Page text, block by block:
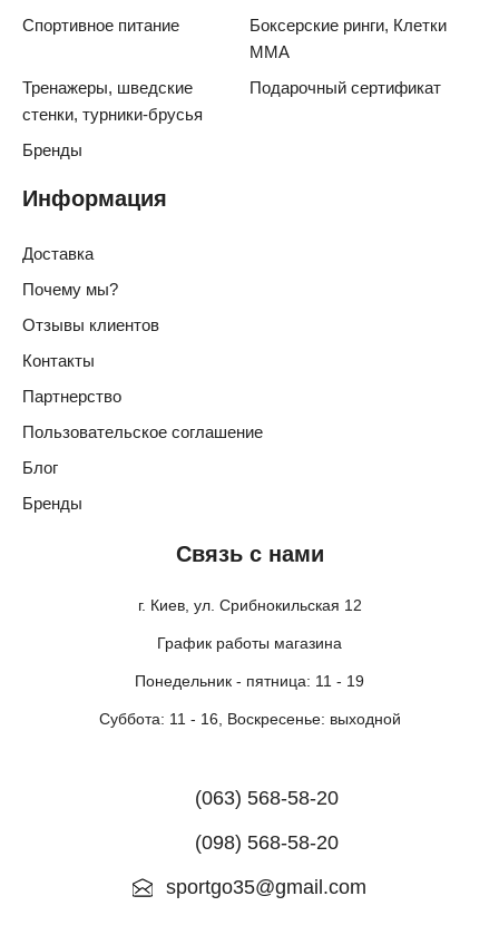
Связь с нами
г. Киев, ул. Срибнокильская 12
График работы магазина
Понедельник - пятница: 11 - 19
Суббота: 11 - 16, Воскресенье: выходной
(063) 568-58-20
(098) 568-58-20
sportgo35@gmail.com
Спортивное питание
Боксерские ринги, Клетки
ММА
Тренажеры, шведские
стенки, турники-брусья
Подарочный сертификат
Бренды
Информация
Доставка
Почему мы?
Отзывы клиентов
Контакты
Партнерство
Пользовательское соглашение
Блог
Бренды